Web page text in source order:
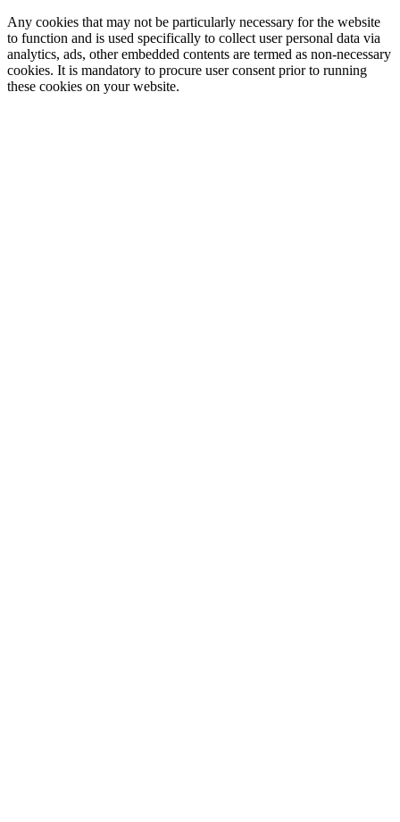
Any cookies that may not be particularly necessary for the website
to function and is used specifically to collect user personal data via
analytics, ads, other embedded contents are termed as non-necessary
cookies. It is mandatory to procure user consent prior to running
these cookies on your website.